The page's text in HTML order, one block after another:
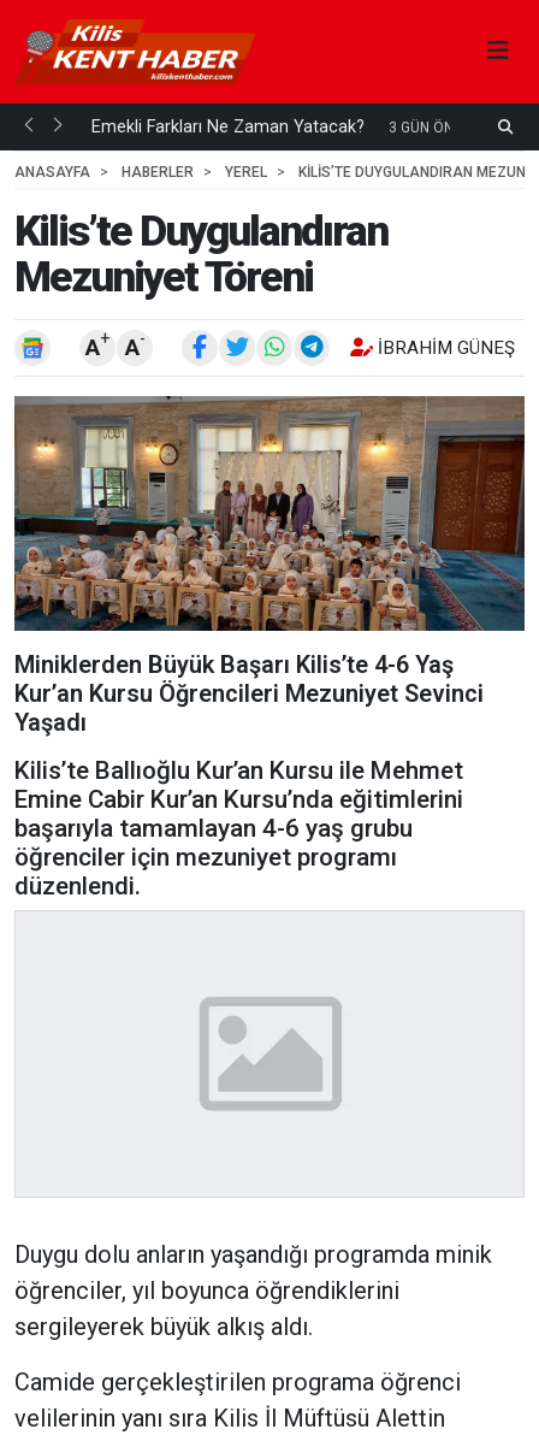
mi... Emekli Farkları Ne Zaman Yatacak? 3 GÜN ÖNCE
ANASAYFA
HABERLER YEREL KILIS’TE DUYGULANDIRAN
Kilis’te Duygulandıran
Mezuniyet Töreni
A+ A- İBRAHIM GÜNEŞ
Miniklerden Büyük Başarı Kilis’te 4-6 Yaş
Kur’an Kursu Öğrencileri Mezuniyet Sevinci
Yaşadı
Kilis’te Ballıoğlu Kur’an Kursu ile Mehmet
Emine Cabir Kur’an Kursu’nda eğitimlerini
başarıyla tamamlayan 4-6 yaş grubu
öğrenciler için mezuniyet programı
düzenlendi.
Duygu dolu anların yaşandığı programda minik
öğrenciler, yıl boyunca öğrendiklerini
sergileyerek büyük alkış aldı.
Camide gerçekleştirilen programa öğrenci
velilerinin yanı sıra Kilis İl Müftüsü Alettin